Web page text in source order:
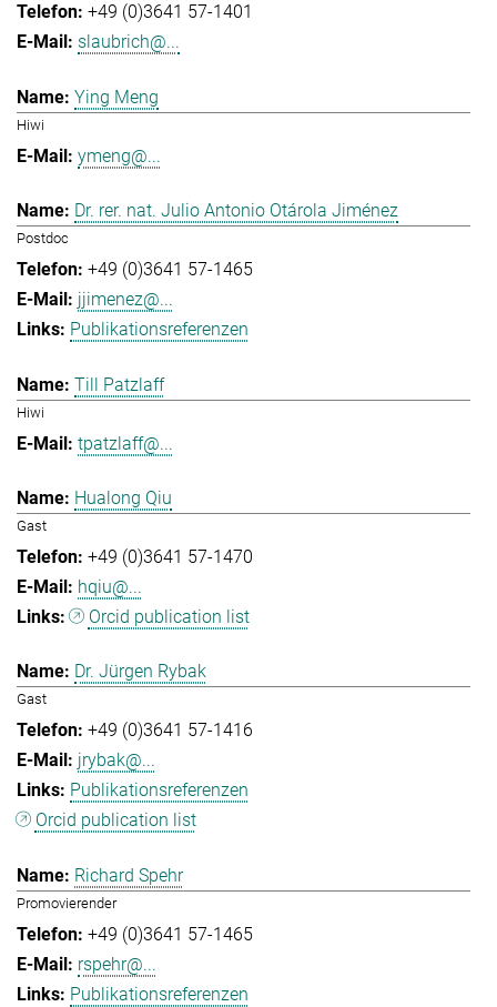
+49 (0)3641 57-1401
slaubrich@...
Ying Meng
Hiwi
ymeng@...
Dr. rer. nat. Julio Antonio Otárola Jiménez
Postdoc
+49 (0)3641 57-1465
jjimenez@...
Publikationsreferenzen
Till Patzlaff
Hiwi
tpatzlaff@...
Hualong Qiu
Gast
+49 (0)3641 57-1470
hqiu@...
Orcid publication list
Dr. Jürgen Rybak
Gast
+49 (0)3641 57-1416
jrybak@...
Publikationsreferenzen
Orcid publication list
Richard Spehr
Promovierender
+49 (0)3641 57-1465
rspehr@...
Publikationsreferenzen